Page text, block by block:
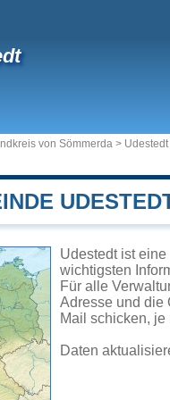
von Sömmerda > Udestedt
Udestedt ist
wichtigsten
Für alle
Adresse und die
Mail schicken,
Daten